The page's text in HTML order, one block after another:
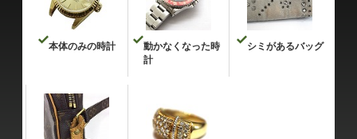
本体のみの時計
動かなくなった時
計
シミがあるバッグ